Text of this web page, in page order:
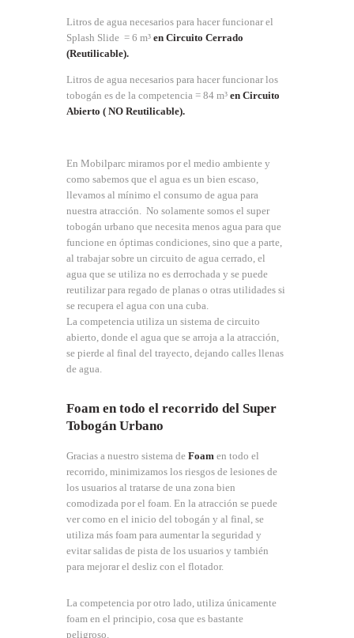
Litros de agua necesarios para hacer funcionar el
Splash Slide = 6 m³ en Circuito Cerrado
(Reutilicable).
Litros de agua necesarios para hacer funcionar los
tobogán es de la competencia = 84 m³ en Circuito
Abierto ( NO Reutilicable).
En Mobilparc miramos por el medio ambiente y
como sabemos que el agua es un bien escaso,
llevamos al mínimo el consumo de agua para
nuestra atracción. No solamente somos el super
tobogán urbano que necesita menos agua para que
funcione en óptimas condiciones, sino que a parte,
al trabajar sobre un circuito de agua cerrado, el
agua que se utiliza no es derrochada y se puede
reutilizar para regado de planas o otras utilidades si
se recupera el agua con una cuba.
La competencia utiliza un sistema de circuito
abierto, donde el agua que se arroja a la atracción,
se pierde al final del trayecto, dejando calles llenas
de agua.
Foam en todo el recorrido del Super
Tobogán Urbano
Gracias a nuestro sistema de Foam en todo el
recorrido, minimizamos los riesgos de lesiones de
los usuarios al tratarse de una zona bien
comodizada por el foam. En la atracción se puede
ver como en el inicio del tobogán y al final, se
utiliza más foam para aumentar la seguridad y
evitar salidas de pista de los usuarios y también
para mejorar el desliz con el flotador.
La competencia por otro lado, utiliza únicamente
foam en el principio, cosa que es bastante
peligroso.